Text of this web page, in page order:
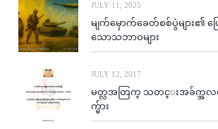
JULY 11, 2025
မျက်မှောက်ခေတ်စစ်ပွဲများ၏
သောသဘာဝများ
JULY 12, 2017
မတ္လအတြက္ သတင္းအခ်က္အ
က္မ်ား